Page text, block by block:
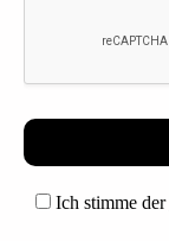
Ich stimme der